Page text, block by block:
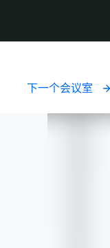
下一个会议室